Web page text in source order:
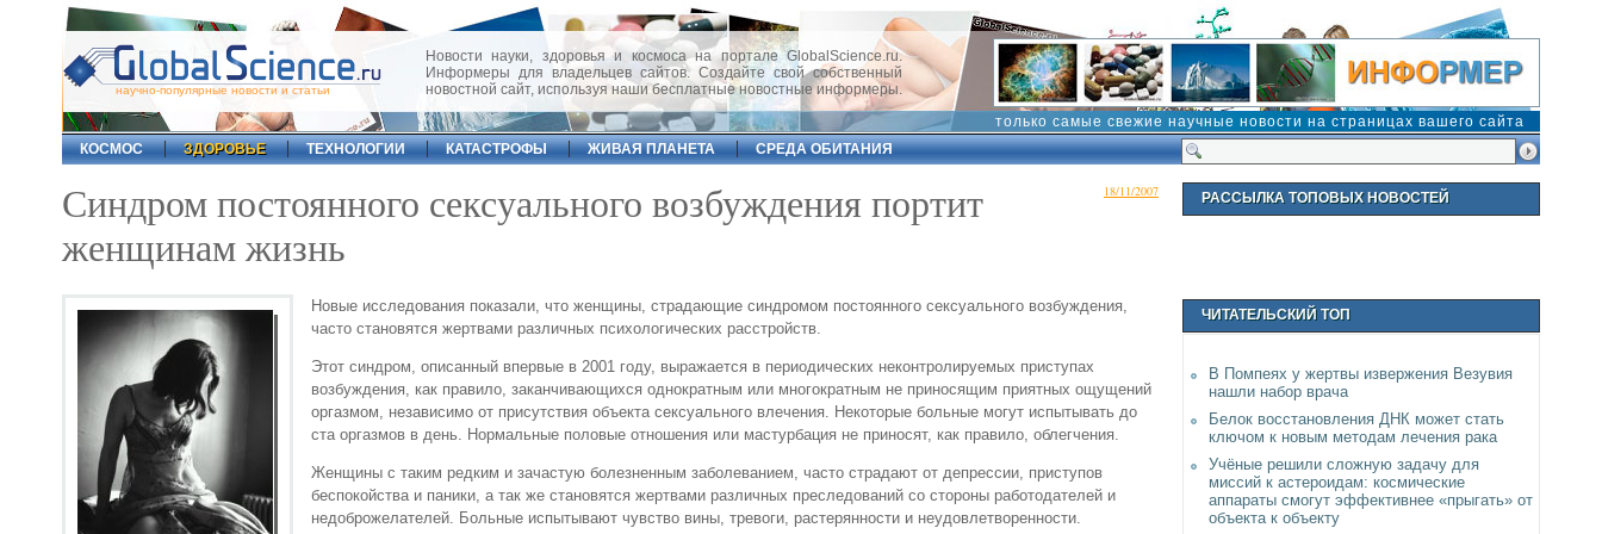
научно-популярные новости и статьи
Новости науки, здоровья и космоса на портале GlobalScience.ru.
Информеры для владельцев сайтов. Создайте свой собственный
новостной сайт, используя наши бесплатные новостные информеры.
только самые свежие научные новости на страницах вашего сайта
КОСМОС
ЗДОРОВЬЕ ТЕХНОЛОГИИ КАТАСТРОФЫ ЖИВАЯ ПЛАНЕТА СРЕДА ОБИТАНИЯ
18/11/2007
Синдром постоянного сексуального возбуждения портит
женщинам жизнь
Новые исследования показали, что женщины, страдающие синдромом постоянного сексуального возбуждения,
часто становятся жертвами различных психологических расстройств.
Этот синдром, описанный впервые в 2001 году, выражается в периодических неконтролируемых приступах
возбуждения, как правило, заканчивающихся однократным или многократным не приносящим приятных ощущений
оргазмом, независимо от присутствия объекта сексуального влечения. Некоторые больные могут испытывать до
ста оргазмов в день. Нормальные половые отношения или мастурбация не приносят, как правило, облегчения.
Женщины с таким редким и зачастую болезненным заболеванием, часто страдают от депрессии, приступов
беспокойства и паники, а так же становятся жертвами различных преследований со стороны работодателей и
недоброжелателей. Больные испытывают чувство вины, тревоги, растерянности и неудовлетворенности.
РАССЫЛКА ТОПОВЫХ НОВОСТЕЙ
ЧИТАТЕЛЬСКИЙ ТОП
В Помпеях у жертвы извержения Везувия
нашли набор врача
Белок восстановления ДНК может стать
ключом к новым методам лечения рака
Учёные решили сложную задачу для
миссий к астероидам: космические
аппараты смогут эффективнее «прыгать» от
объекта к объекту